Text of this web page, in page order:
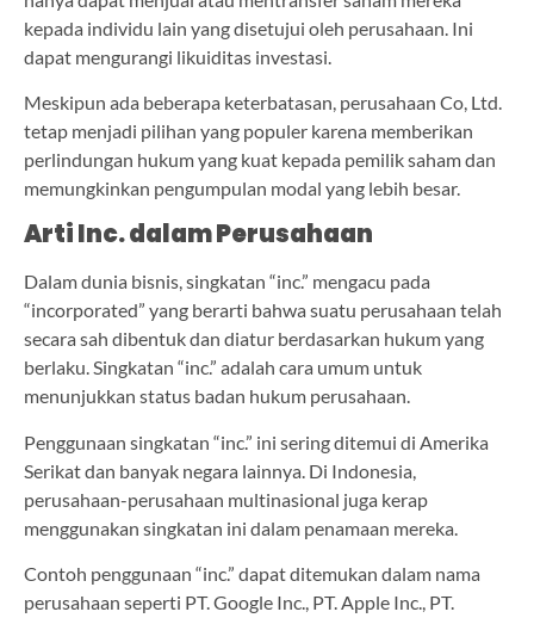
kepada individu lain yang disetujui oleh perusahaan. Ini
dapat mengurangi likuiditas investasi.
Meskipun ada beberapa keterbatasan, perusahaan Co, Ltd.
tetap menjadi pilihan yang populer karena memberikan
perlindungan hukum yang kuat kepada pemilik saham dan
memungkinkan pengumpulan modal yang lebih besar.
Arti Inc. dalam Perusahaan
Dalam dunia bisnis, singkatan “inc.” mengacu pada
“incorporated” yang berarti bahwa suatu perusahaan telah
secara sah dibentuk dan diatur berdasarkan hukum yang
berlaku. Singkatan “inc.” adalah cara umum untuk
menunjukkan status badan hukum perusahaan.
Penggunaan singkatan “inc.” ini sering ditemui di Amerika
Serikat dan banyak negara lainnya. Di Indonesia,
perusahaan-perusahaan multinasional juga kerap
menggunakan singkatan ini dalam penamaan mereka.
Contoh penggunaan “inc.” dapat ditemukan dalam nama
perusahaan seperti PT. Google Inc., PT. Apple Inc., PT.